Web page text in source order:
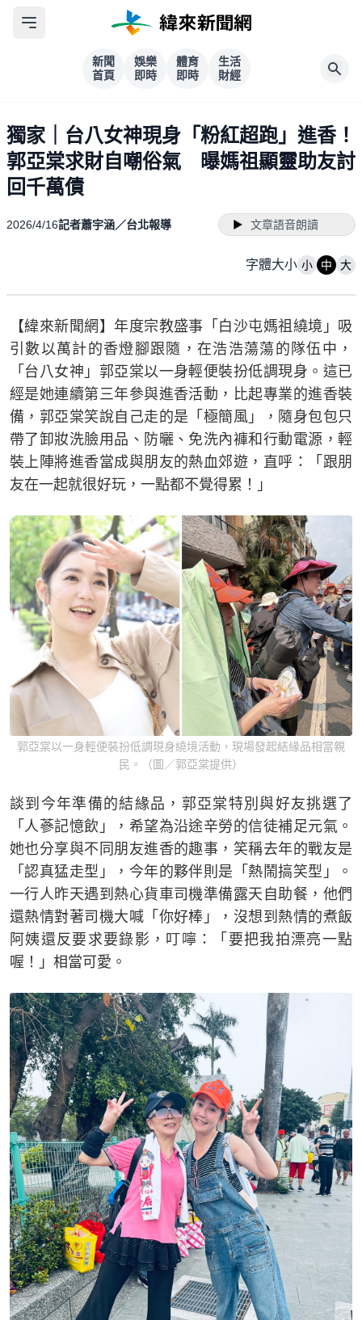
新聞
首頁
娛樂
即時
體育
即時
生活
財經
獨家｜台八女神現身「粉紅超跑」進香！
郭亞棠求財自嘲俗氣 曝媽祖顯靈助友討
回千萬債
2026/4/16記者蕭宇涵／台北報導 文章語音朗讀
字體大小 小 中 大
【緯來新聞網】年度宗教盛事「白沙屯媽祖繞境」吸
引數以萬計的香燈腳跟隨，在浩浩蕩蕩的隊伍中，
「台八女神」郭亞棠以一身輕便裝扮低調現身。這已
經是她連續第三年參與進香活動，比起專業的進香裝
備，郭亞棠笑說自己走的是「極簡風」，隨身包包只
帶了卸妝洗臉用品、防曬、免洗內褲和行動電源，輕
裝上陣將進香當成與朋友的熱血郊遊，直呼：「跟朋
友在一起就很好玩，一點都不覺得累！」
郭亞棠以一身輕便裝扮低調現身繞境活動，現場發起結緣品相當親
民。（圖／郭亞棠提供）
談到今年準備的結緣品，郭亞棠特別與好友挑選了
「人蔘記憶飲」，希望為沿途辛勞的信徒補足元氣。
她也分享與不同朋友進香的趣事，笑稱去年的戰友是
「認真猛走型」，今年的夥伴則是「熱鬧搞笑型」。
一行人昨天遇到熱心貨車司機準備露天自助餐，他們
還熱情對著司機大喊「你好棒」，沒想到熱情的煮飯
阿姨還反要求要錄影，叮嚀：「要把我拍漂亮一點
喔！」相當可愛。